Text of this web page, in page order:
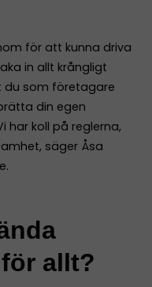
för att kunna driva
in allt krångligt
du som företagare
din egen
har koll på reglerna,
säger Åsa
allt?